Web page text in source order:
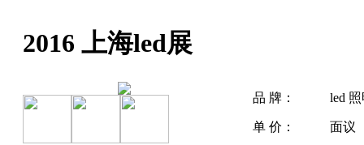
2016 上海led展
品 牌： led
单 价： 面议